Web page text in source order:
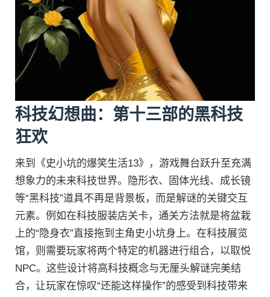
科技幻想曲：第十三部的黑科技
狂欢
来到《史小坑的爆笑生活13》，游戏舞台跃升至充满
想象力的未来科技世界。隐形衣、固体光线、成长镜
等“黑科技”道具不再是背景板，而是解谜的关键交互
元素。例如在科技服装店关卡，通关方法就是将盆栽
上的“隐身衣”直接拖到主角史小坑身上。在科技展览
馆，则需要玩家将两个特定的机器进行组合，以取悦
NPC。这些设计将高科技概念与无厘头解谜完美结
合，让玩家在惊叹“还能这样操作”的感受到科技带来